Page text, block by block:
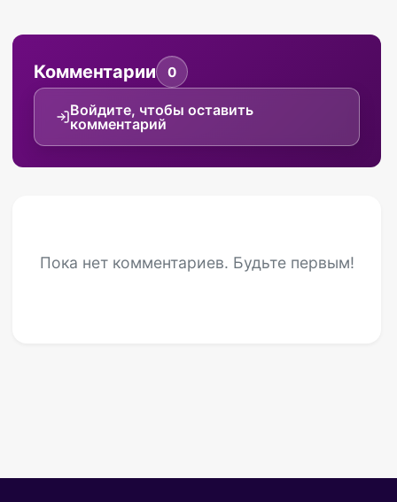
Комментарии 0
Войдите, чтобы оставить
комментарий
Пока нет комментариев. Будьте первым!